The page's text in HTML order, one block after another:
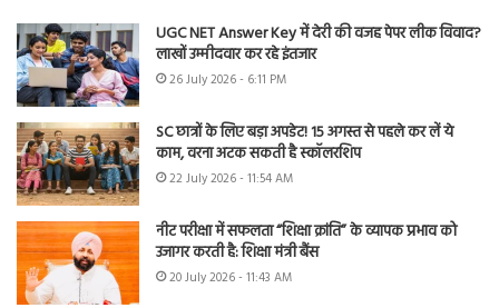
UGC NET Answer Key में देरी की वजह पेपर लीक विवाद?
लाखों उम्मीदवार कर रहे इंतजार
26 July 2026 - 6:11 PM
SC छात्रों के लिए बड़ा अपडेट! 15 अगस्त से पहले कर लें ये
काम, वरना अटक सकती है स्कॉलरशिप
22 July 2026 - 11:54 AM
नीट परीक्षा में सफलता “शिक्षा क्रांति” के व्यापक प्रभाव को
उजागर करती है: शिक्षा मंत्री बैंस
20 July 2026 - 11:43 AM